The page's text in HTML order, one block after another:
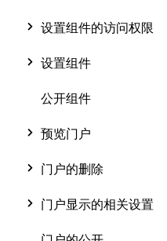
设置组件的访问权限
设置组件
公开组件
预览门户
门户的删除
门户显示的相关设置